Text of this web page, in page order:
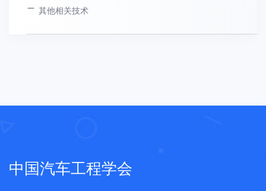
其他相关技术
中国汽车工程学会